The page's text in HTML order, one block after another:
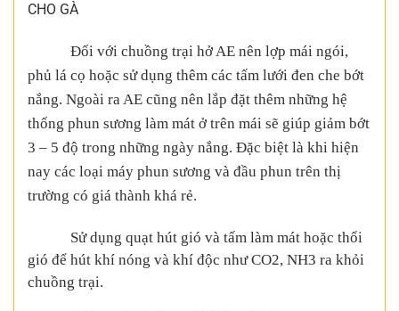
CHO GÀ
Đối với chuồng trại hở AE nên lợp mái ngói,
phủ lá cọ hoặc sử dụng thêm các tấm lưới đen che bớt
nắng. Ngoài ra AE cũng nên lắp đặt thêm những hệ
thống phun sương làm mát ở trên mái sẽ giúp giảm bớt
3 – 5 độ trong những ngày nắng. Đặc biệt là khi hiện
nay các loại máy phun sương và đầu phun trên thị
trường có giá thành khá rẻ.
Sử dụng quạt hút gió và tấm làm mát hoặc thổi
gió để hút khí nóng và khí độc như CO2, NH3 ra khỏi
chuồng trại.